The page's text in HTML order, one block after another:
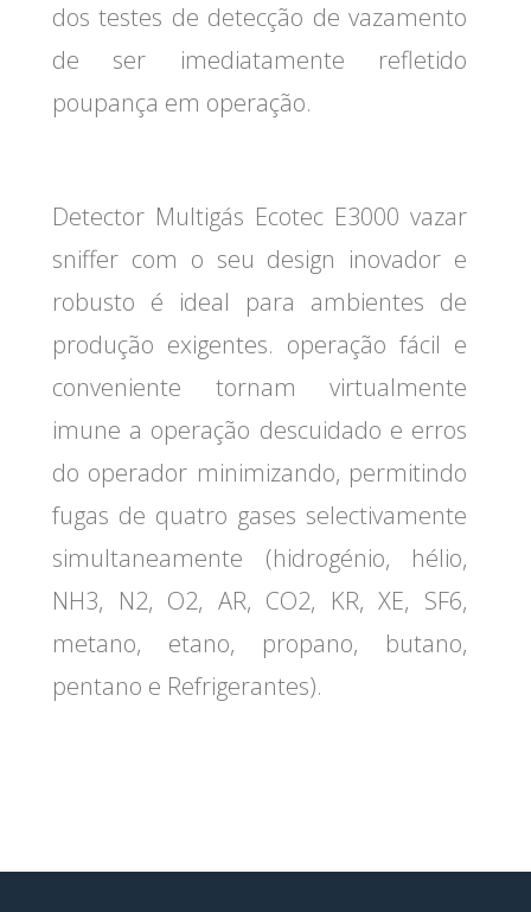
dos testes de detecção de vazamento
de ser imediatamente refletido
poupança em operação.
Detector Multigás Ecotec E3000 vazar
sniffer com o seu design inovador e
robusto é ideal para ambientes de
produção exigentes. operação fácil e
conveniente tornam virtualmente
imune a operação descuidado e erros
do operador minimizando, permitindo
fugas de quatro gases selectivamente
simultaneamente (hidrogénio, hélio,
NH3, N2, O2, AR, CO2, KR, XE, SF6,
metano, etano, propano, butano,
pentano e Refrigerantes).